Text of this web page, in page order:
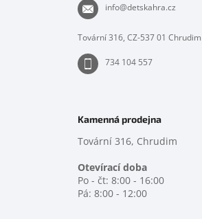
info@detskahra.cz
Tovární 316, CZ-537 01 Chrudim
734 104 557
Kamenná prodejna
Tovární 316, Chrudim
Otevírací doba
Po - čt: 8:00 - 16:00
Pá: 8:00 - 12:00